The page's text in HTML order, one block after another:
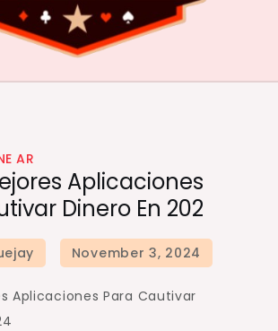
AR
Aplicaciones
Dinero En 202
Aplicaciones Para Cautivar